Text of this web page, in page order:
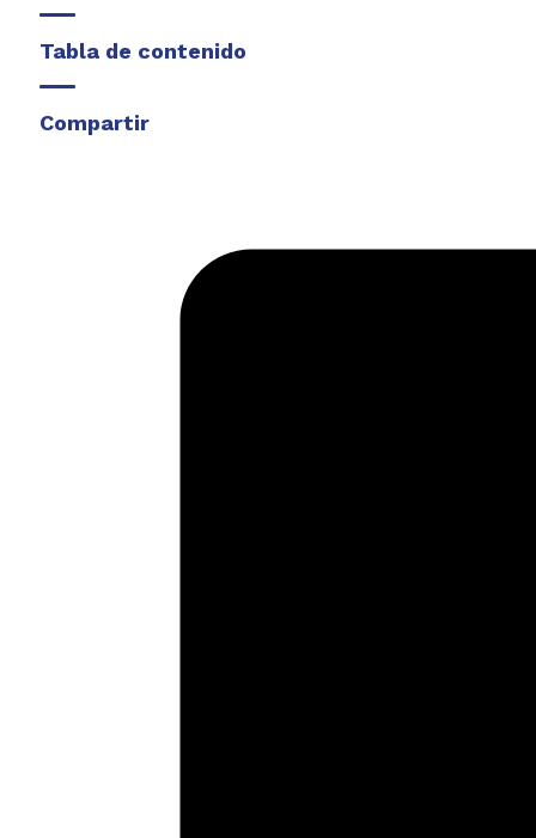
Tabla de contenido
Compartir